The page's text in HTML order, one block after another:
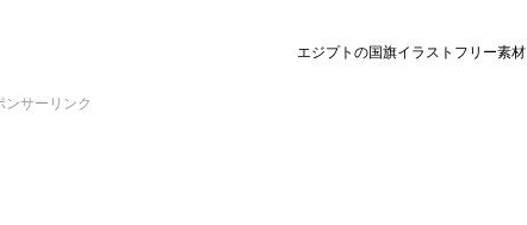
エジプトの国旗イラストフリー素材
ンサーリンク